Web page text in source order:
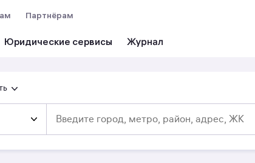
Юридические сервисы
Партнёрам